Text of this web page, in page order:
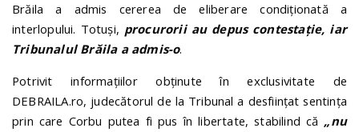
Brăila a admis cererea de eliberare condiționată a
interlopului. Totuși, procurorii au depus contestație, iar
Tribunalul Brăila a admis-o.
Potrivit informațiilor obținute în exclusivitate de
DEBRAILA.ro, judecătorul de la Tribunal a desființat sentința
prin care Corbu putea fi pus în libertate, stabilind că „nu